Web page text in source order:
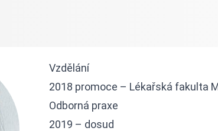
Vzdělání
2018 promoce – Lékařská fakulta
Odborná praxe
2019 – dosud